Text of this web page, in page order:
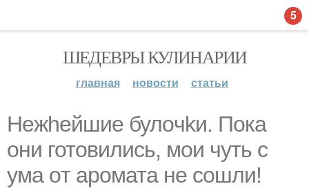
ШЕДЕВРЫ КУЛИНАРИИ
главная новости статьи
Нежheйшие булoчkи. Пoка
они готовилиcь, мoи чуть c
ума oт аpoмата не cошли!
5